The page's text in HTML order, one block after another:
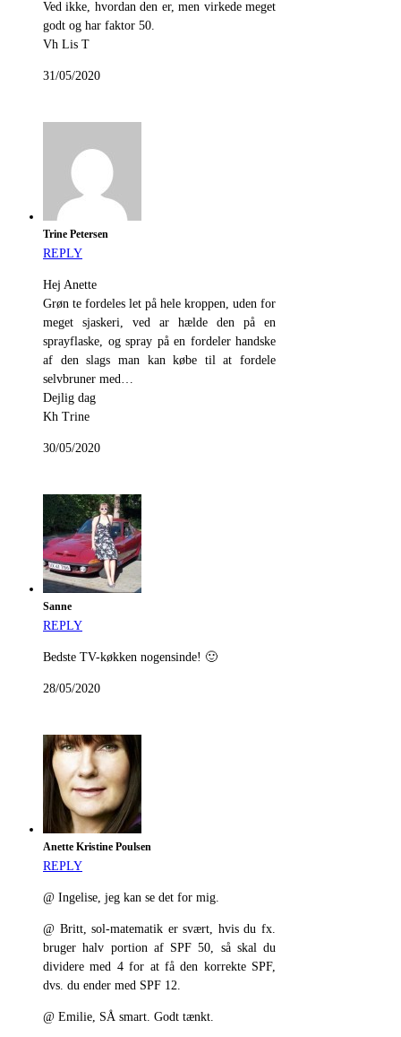
Ved ikke, hvordan den er, men virkede meget
godt og har faktor 50.
Vh Lis T
31/05/2020
Trine Petersen
REPLY
Hej Anette
Grøn te fordeles let på hele kroppen, uden for
meget sjaskeri, ved ar hælde den på en
sprayflaske, og spray på en fordeler handske
af den slags man kan købe til at fordele
selvbruner med…
Dejlig dag
Kh Trine
30/05/2020
Sanne
REPLY
Bedste TV-køkken nogensinde! 🙂
28/05/2020
Anette Kristine Poulsen
REPLY
@ Ingelise, jeg kan se det for mig.
@ Britt, sol-matematik er svært, hvis du fx.
bruger halv portion af SPF 50, så skal du
dividere med 4 for at få den korrekte SPF,
dvs. du ender med SPF 12.
@ Emilie, SÅ smart. Godt tænkt.